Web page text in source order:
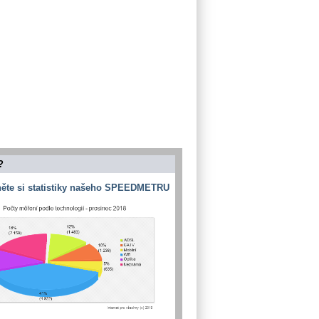
si statistiky našeho SPEEDMETRU